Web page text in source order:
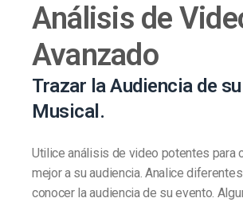
Análisis de
Avanzado
Trazar la Audiencia de
Musical.
Utilice análisis de video potentes para
mejor a su audiencia. Analice
conocer la audiencia de su evento.